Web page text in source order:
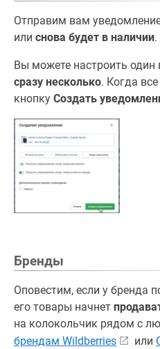
Отправим вам
или снова будет в наличии.
Вы можете настроить один
сразу несколько. Когда
кнопку Создать
Бренды
Оповестим, если у бренда
его товары начнет
на колокольчик рядом с
брендам Wildberries
или